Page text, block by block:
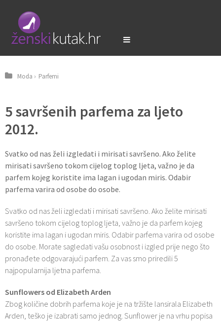
Moda › Parfemi
5 savršenih parfema za ljeto
2012.
Svatko od nas želi izgledati i mirisati savršeno. Ako želite
mirisati savršeno tokom cijelog toplog ljeta, važno je da
parfem kojeg koristite ima lagan i ugodan miris. Odabir
parfema varira od osobe do osobe.
Svatko od nas želi izgledati i mirisati savršeno. Ako želite mirisati
savršeno tokom cijelog toplog ljeta, važno je da parfem kojeg
koristite ima lagan i ugodan miris. Odabir parfema varira od osobe
do osobe. Morate sagledati vašu osobnost i izgled prije nego što
pronađete odgovarajući parfem. Za vas smo priredili 5
najpopularnija ljetna parfema.
Sunflowers od Elizabeth Arden
Zbog količine dobrih parfema koje je na tržište lansirala Elizabeth
Arden, teško je izabrati samo jednog. Sunflower je na vrhu popisa